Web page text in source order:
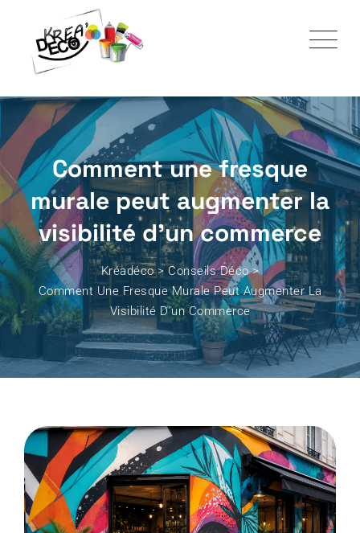
Comment une fresque
murale peut augmenter la
visibilité d’un commerce
Kréadéco>Conseils Déco>
Comment Une Fresque Murale Peut Augmenter La
Visibilité D’un Commerce